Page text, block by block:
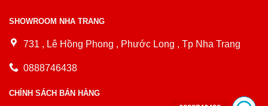
SHOWROOM NHA TRANG
731 , Lê Hồng Phong , Phước Long , Tp Nha Trang
0888746438
CHÍNH SÁCH BÁN HÀNG